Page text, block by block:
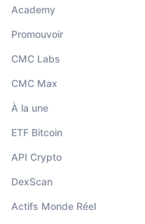
Academy
Promouvoir
CMC Labs
CMC Max
À la une
ETF Bitcoin
API Crypto
DexScan
Actifs Monde Réel